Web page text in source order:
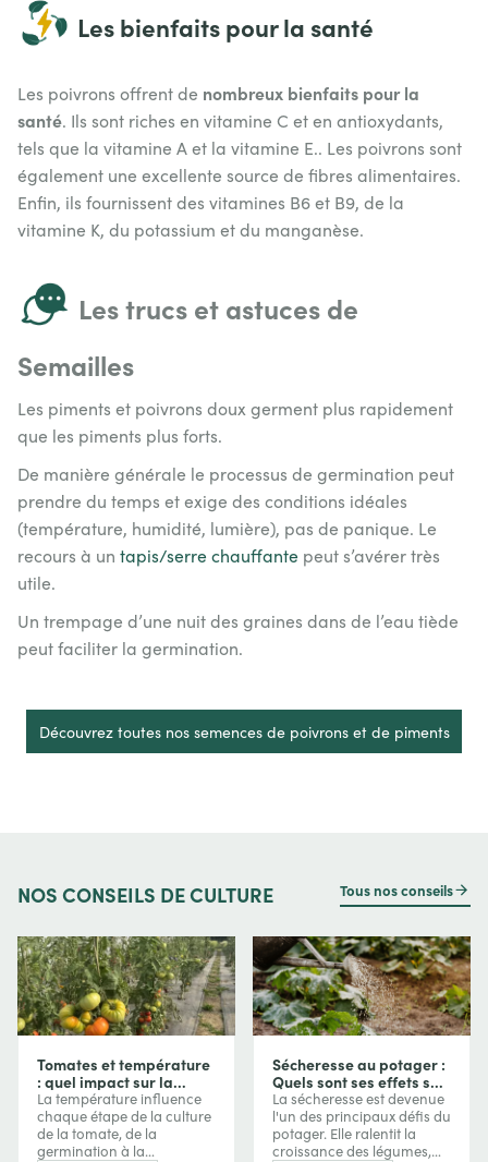
Les bienfaits pour la santé
Les poivrons offrent de nombreux bienfaits pour la
santé. Ils sont riches en vitamine C et en antioxydants,
tels que la vitamine A et la vitamine E.. Les poivrons sont
également une excellente source de fibres alimentaires.
Enfin, ils fournissent des vitamines B6 et B9, de la
vitamine K, du potassium et du manganèse.
Les trucs et astuces de
Semailles
Les piments et poivrons doux germent plus rapidement
que les piments plus forts.
De manière générale le processus de germination peut
prendre du temps et exige des conditions idéales
(température, humidité, lumière), pas de panique. Le
recours à un tapis/serre chauffante peut s’avérer très
utile.
Un trempage d’une nuit des graines dans de l’eau tiède
peut faciliter la germination.
Découvrez toutes nos semences de poivrons et de piments
NOS CONSEILS DE CULTURE Tous nos conseils
Tomates et température
: quel impact sur la
croissance, la floraison
et les fruits ?
La température influence
chaque étape de la culture
de la tomate, de la
germination à la
Sécheresse au potager :
Quels sont ses effets sur
vos cultures et comment
les protéger ?
La sécheresse est devenue
l'un des principaux défis du
potager. Elle ralentit la
croissance des légumes,